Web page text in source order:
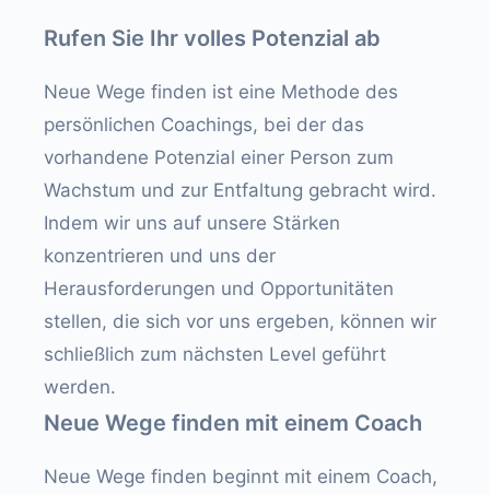
Rufen Sie Ihr volles Potenzial ab
Neue Wege finden ist eine Methode des
persönlichen Coachings, bei der das
vorhandene Potenzial einer Person zum
Wachstum und zur Entfaltung gebracht wird.
Indem wir uns auf unsere Stärken
konzentrieren und uns der
Herausforderungen und Opportunitäten
stellen, die sich vor uns ergeben, können wir
schließlich zum nächsten Level geführt
werden.
Neue Wege finden mit einem Coach
Neue Wege finden beginnt mit einem Coach,